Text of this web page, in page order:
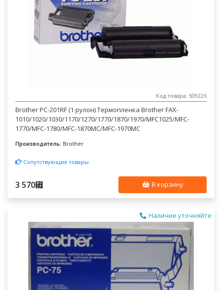
Код товара: 509226
Brother PC-201RF (1 рулон) Термопленка Brother FAX-
1010/1020/1030/1170/1270/1770/1870/1970/MFC1025/MFC-
1770/MFC-1780/MFC-1870MC/MFC-1970MC
Производитель: Brother
Сопутствующие товары
3 570⃏ В корзину
Наличие уточняйте